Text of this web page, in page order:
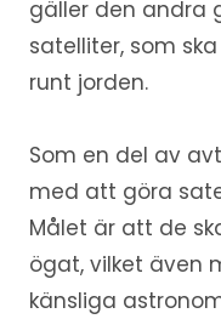
gäller den andra
satelliter, som
runt jorden.
Som en del av
med att göra
Målet är att de
ögat, vilket även
känsliga